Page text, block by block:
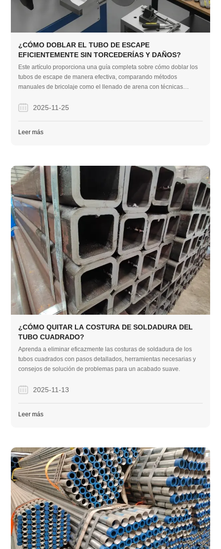
¿CÓMO DOBLAR EL TUBO DE ESCAPE
EFICIENTEMENTE SIN TORCEDERÍAS Y DAÑOS?
Este artículo proporciona una guía completa sobre cómo doblar los
tubos de escape de manera efectiva, comparando métodos
manuales de bricolaje como el llenado de arena con técnicas
suaves y sin doblez para cualquier tamaño de proyecto.
2025-11-25
Leer más
¿CÓMO QUITAR LA COSTURA DE SOLDADURA DEL
TUBO CUADRADO?
Aprenda a eliminar eficazmente las costuras de soldadura de los
tubos cuadrados con pasos detallados, herramientas necesarias y
consejos de solución de problemas para un acabado suave.
2025-11-13
Leer más